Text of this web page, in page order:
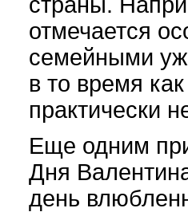
отмечается
семейными
в то время
практически
Еще одним
Дня
день